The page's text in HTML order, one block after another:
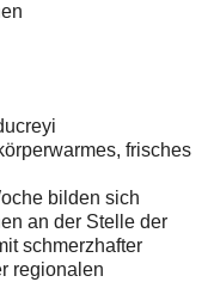
frisches
bilden sich
an der Stelle der
schmerzhafter
regionalen